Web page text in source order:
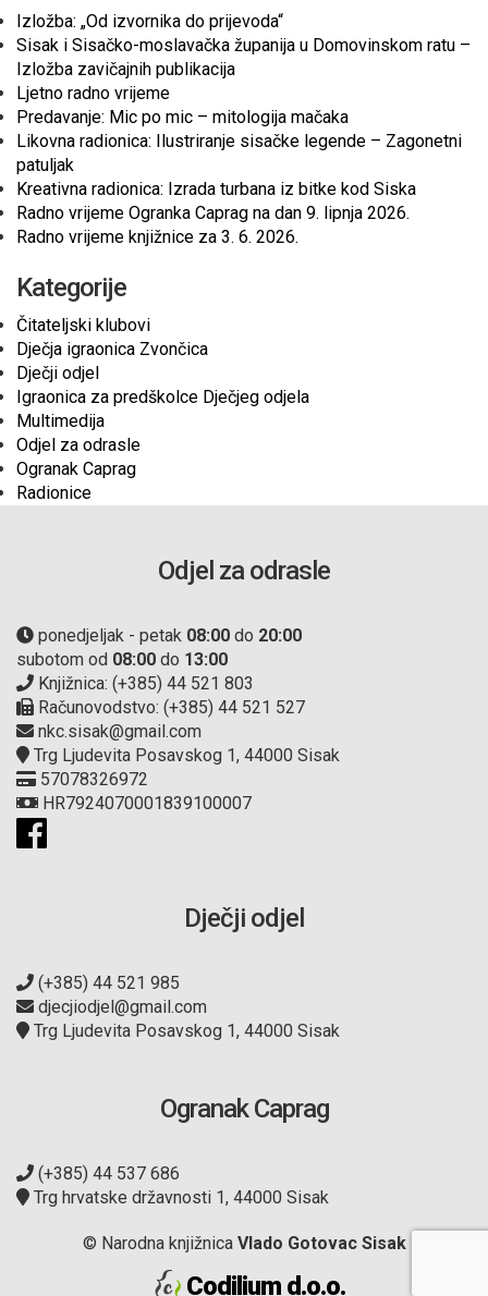
Izložba: „Od izvornika do prijevoda“
Sisak i Sisačko-moslavačka županija u Domovinskom ratu –
Izložba zavičajnih publikacija
Ljetno radno vrijeme
Predavanje: Mic po mic – mitologija mačaka
Likovna radionica: Ilustriranje sisačke legende – Zagonetni
patuljak
Kreativna radionica: Izrada turbana iz bitke kod Siska
Radno vrijeme Ogranka Caprag na dan 9. lipnja 2026.
Radno vrijeme knjižnice za 3. 6. 2026.
Kategorije
Čitateljski klubovi
Dječja igraonica Zvončica
Dječji odjel
Igraonica za predškolce Dječjeg odjela
Multimedija
Odjel za odrasle
Ogranak Caprag
Radionice
Odjel za odrasle
ponedjeljak - petak 08:00 do 20:00
subotom od 08:00 do 13:00
Knjižnica: (+385) 44 521 803
Računovodstvo: (+385) 44 521 527
nkc.sisak@gmail.com
Trg Ljudevita Posavskog 1, 44000 Sisak
57078326972
HR7924070001839100007
Dječji odjel
(+385) 44 521 985
djecjiodjel@gmail.com
Trg Ljudevita Posavskog 1, 44000 Sisak
Ogranak Caprag
(+385) 44 537 686
Trg hrvatske državnosti 1, 44000 Sisak
© Narodna knjižnica Vlado Gotovac Sisak
Codilium d.o.o.